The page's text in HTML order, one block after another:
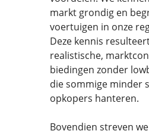
markt grondig en
voertuigen in onze
Deze kennis
realistische,
biedingen zonder
die sommige minder
opkopers hanteren.
Bovendien streven